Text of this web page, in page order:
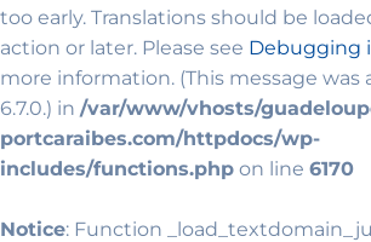
too early. Translations should be
action or later. Please see Debugging
more information. (This message was
6.7.0.) in /var/www/vhosts/
portcaraibes.com/httpdocs/wp-
includes/functions.php on line 6170
Notice: Function